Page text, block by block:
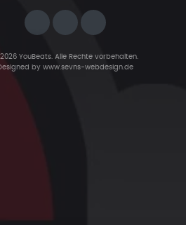
YouBeats. Alle Rechte vorbehalten.
by www.sevns-webdesign.de